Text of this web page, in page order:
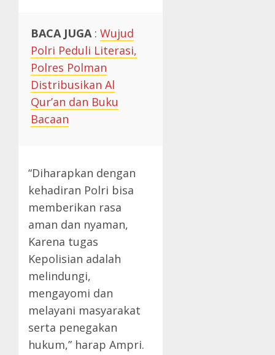
BACA JUGA: Wujud
Polri Peduli Literasi,
Polres Polman
Distribusikan Al
Qur’an dan Buku
Bacaan
“Diharapkan dengan
kehadiran Polri bisa
memberikan rasa
aman dan nyaman,
Karena tugas
Kepolisian adalah
melindungi,
mengayomi dan
melayani masyarakat
serta penegakan
hukum,” harap Ampri.